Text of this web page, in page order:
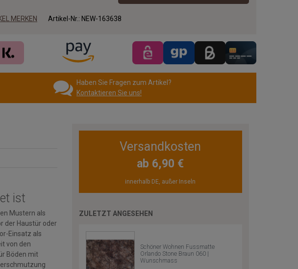
MERKEN Artikel-Nr.: NEW-163638
Haben Sie Fragen zum Artikel?
Kontaktieren Sie uns!
ist
Mustern als
der Haustür oder
Einsatz als
von den
Böden mit
Versandkosten
ab 6,90 €
innerhalb DE, außer Inseln
ZULETZT ANGESEHEN
Schöner Wohnen Fussmatte
Orlando Stone Braun 060 |
Wunschmass